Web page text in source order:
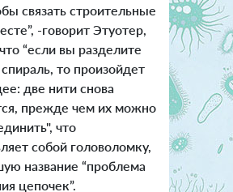
связать строительные
-говорит Этуотер,
“если вы разделите
то произойдет
две нити снова
прежде чем их можно
что
собой головоломку,
название “проблема
цепочек”.